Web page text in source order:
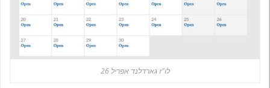
לו"ז גארדלנד אפריל 26